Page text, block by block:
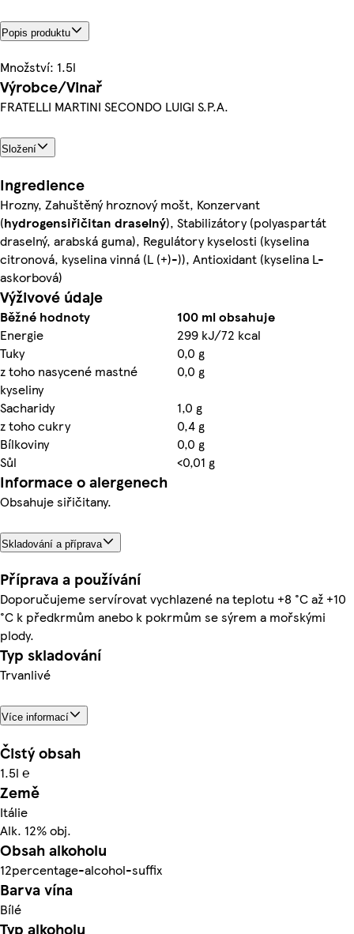
Popis produktu
Množství: 1.5l
Výrobce/Vinař
FRATELLI MARTINI SECONDO LUIGI S.P.A.
Složení
Ingredience
Hrozny, Zahuštěný hroznový mošt, Konzervant
(hydrogensiřičitan draselný), Stabilizátory (polyaspartát
draselný, arabská guma), Regulátory kyselosti (kyselina
citronová, kyselina vinná (L (+)-)), Antioxidant (kyselina L-
askorbová)
Výživové údaje
Běžné hodnoty
100 ml obsahuje
Energie
299 kJ/72 kcal
Tuky
0,0 g
z toho nasycené mastné
kyseliny
0,0 g
Sacharidy
1,0 g
z toho cukry
0,4 g
Bílkoviny
0,0 g
Sůl
<0,01 g
Informace o alergenech
Obsahuje siřičitany.
Skladování a příprava
Příprava a používání
Doporučujeme servírovat vychlazené na teplotu +8 °C až +10
°C k předkrmům anebo k pokrmům se sýrem a mořskými
plody.
Typ skladování
Trvanlivé
Více informací
Čistý obsah
1.5l ℮
Země
Itálie
Alk. 12% obj.
Obsah alkoholu
12percentage-alcohol-suffix
Barva vína
Bílé
Typ alkoholu